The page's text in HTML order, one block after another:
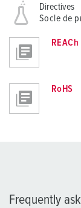
Directives
Socle de
REACh
RoHS
Frequently